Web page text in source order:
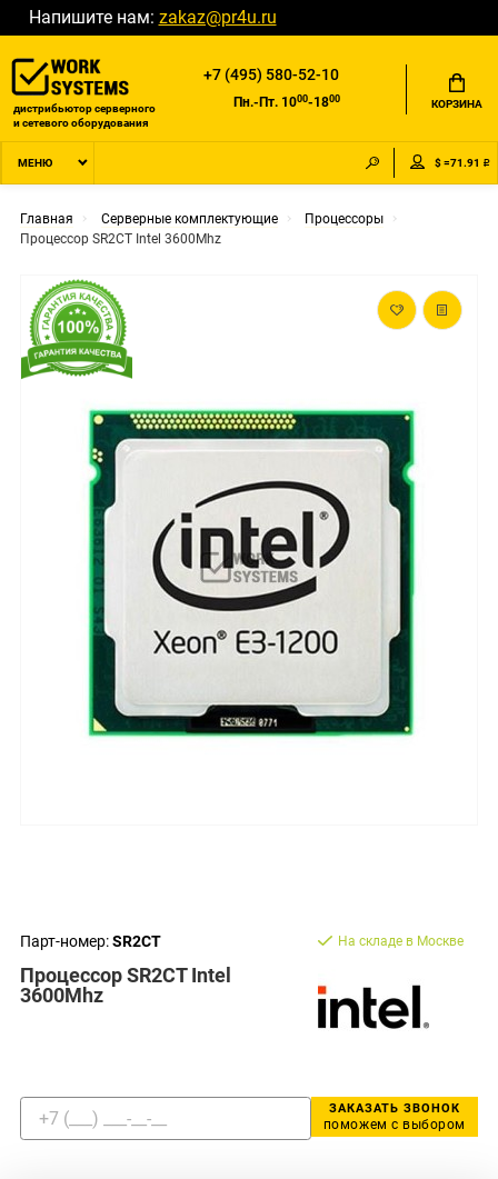
Напишите нам: zakaz@pr4u.ru
дистрибьютор серверного
и сетевого оборудования
+7 (495) 580-52-10
Пн.-Пт. 1000-1800 КОРЗИНА
МЕНЮ $ =71.91 ₽
Главная Серверные комплектующие
Процессоры
Процессор SR2CT Intel 3600Mhz
Парт-номер:SR2CT
Процессор SR2CT Intel
3600Mhz
На складе в Москве
ЗАКАЗАТЬ ЗВОНОК
поможем с выбором